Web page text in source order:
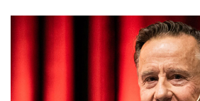
Jörgen
Warberg:
“Jag
hittade
inte